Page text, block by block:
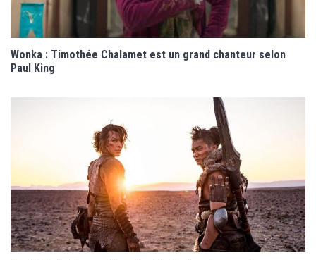
Wonka : Timothée Chalamet est un grand chanteur selon
Paul King